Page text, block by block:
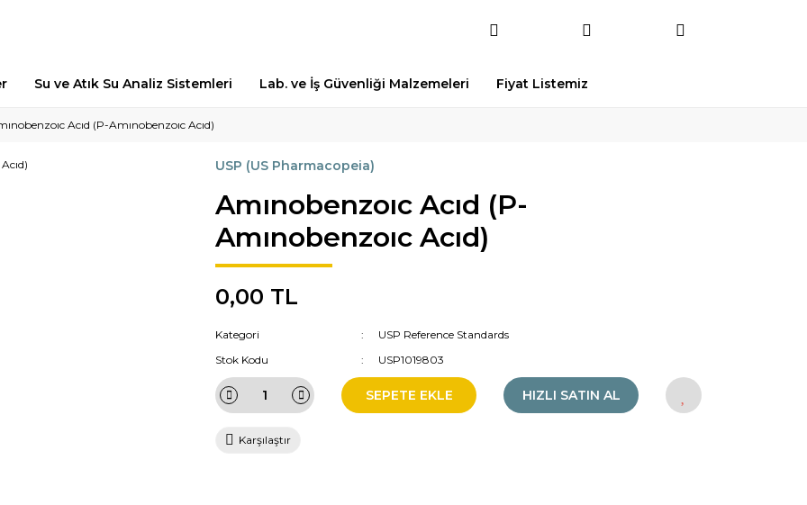
Su ve Atık Su Analiz Sistemleri Lab. ve İş Güvenliği Malzemeleri Fiyat Listemiz
Acıd (P-Amınobenzoıc Acıd)
USP (US Pharmacopeia)
Amınobenzoıc Acıd (P-
Amınobenzoıc Acıd)
0,00 TL
Kategori
USP Reference Standards
Stok Kodu
USP1019803
SEPETE EKLE HIZLI SATIN AL
Karşılaştır